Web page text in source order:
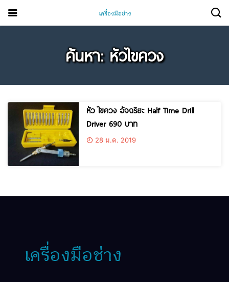
ค้นหา: หัวไขควง
หัว ไขควง อัจฉริยะ Half Time Drill
Driver 690 บาท
28 ม.ค. 2019